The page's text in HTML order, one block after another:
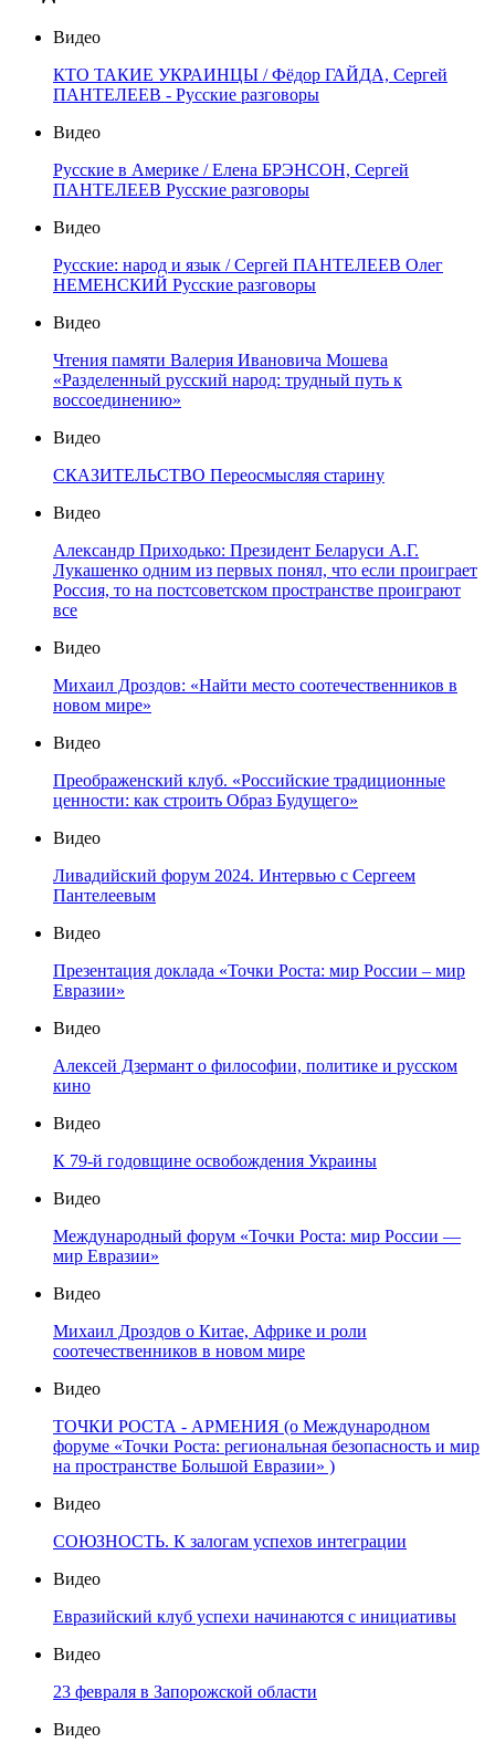
Видео
КТО ТАКИЕ УКРАИНЦЫ / Фёдор ГАЙДА, Сергей
ПАНТЕЛЕЕВ - Русские разговоры
Видео
Русские в Америке / Елена БРЭНСОН, Сергей
ПАНТЕЛЕЕВ Русские разговоры
Видео
Русские: народ и язык / Сергей ПАНТЕЛЕЕВ Олег
НЕМЕНСКИЙ Русские разговоры
Видео
Чтения памяти Валерия Ивановича Мошева
«Разделенный русский народ: трудный путь к
воссоединению»
Видео
СКАЗИТЕЛЬСТВО Переосмысляя старину
Видео
Александр Приходько: Президент Беларуси А.Г.
Лукашенко одним из первых понял, что если проиграет
Россия, то на постсоветском пространстве проиграют
все
Видео
Михаил Дроздов: «Найти место соотечественников в
новом мире»
Видео
Преображенский клуб. «Российские традиционные
ценности: как строить Образ Будущего»
Видео
Ливадийский форум 2024. Интервью с Сергеем
Пантелеевым
Видео
Презентация доклада «Точки Роста: мир России – мир
Евразии»
Видео
Алексей Дзермант о философии, политике и русском
кино
Видео
К 79-й годовщине освобождения Украины
Видео
Международный форум «Точки Роста: мир России —
мир Евразии»
Видео
Михаил Дроздов о Китае, Африке и роли
соотечественников в новом мире
Видео
ТОЧКИ РОСТА - АРМЕНИЯ (о Международном
форуме «Точки Роста: региональная безопасность и мир
на пространстве Большой Евразии» )
Видео
СОЮЗНОСТЬ. К залогам успехов интеграции
Видео
Евразийский клуб успехи начинаются с инициативы
Видео
23 февраля в Запорожской области
Видео